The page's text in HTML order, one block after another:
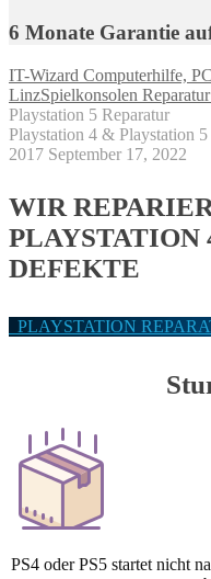
6 Monate Garantie
IT-Wizard Computerhilfe,
LinzSpielkonsolen
Playstation 5 Reparatur
Playstation 4 & Playstation 5
2017 September 17, 2022
WIR
PLAYSTATION
DEFEKTE
PLAYSTATION
PS4 oder PS5 startet nicht